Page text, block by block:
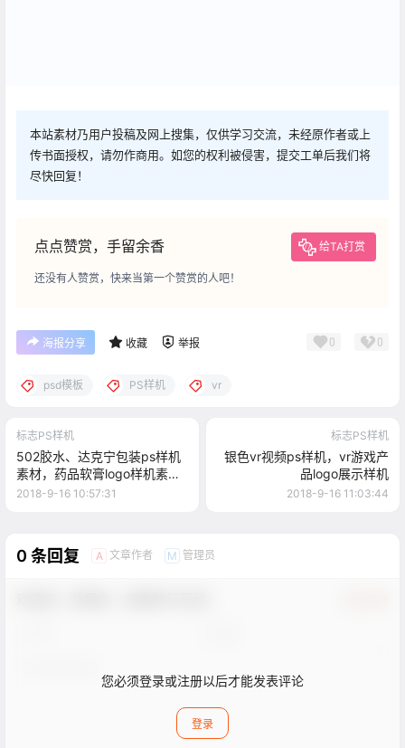
本站素材乃用户投稿及网上搜集，仅供学习交流，未经原作者或上
传书面授权，请勿作商用。如您的权利被侵害，提交工单后我们将
尽快回复！
点点赞赏，手留余香 给TA打赏
还没有人赞赏，快来当第一个赞赏的人吧！
海报分享 收藏 举报 0 0
psd模板 PS样机 vr
标志PS样机
502胶水、达克宁包装ps样机
素材，药品软膏logo样机素材
模板
2018-9-16 10:57:31
标志PS样机
银色vr视频ps样机，vr游戏产
品logo展示样机
2018-9-16 11:03:44
0 条回复 A 文章作者 M 管理员
您必须登录或注册以后才能发表评论
登录